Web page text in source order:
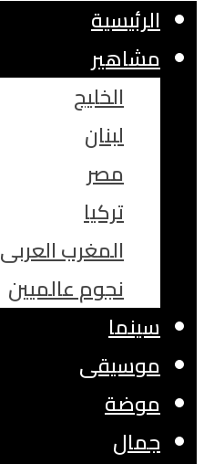
الرئيسية
مشاهير
الخليج
لبنان
مصر
تركيا
المغرب العربى
نجوم عالميين
سينما
موسيقى
موضة
جمال